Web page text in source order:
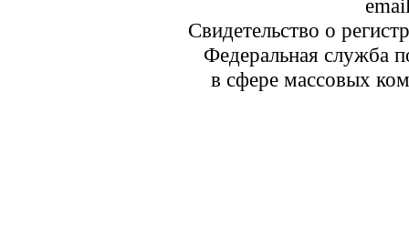
Свидетельство о
Федеральная служба
в сфере массовых